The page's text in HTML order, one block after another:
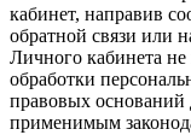
кабинет, направив
обратной связи или
Личного кабинета не
обработки
правовых оснований
применимым